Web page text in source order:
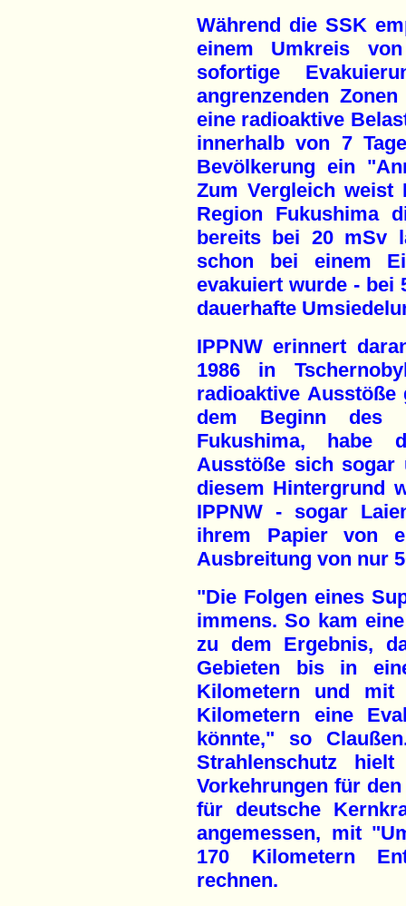
Während die SSK
einem Umkreis
sofortige
angrenzenden
eine radioaktive
innerhalb von 7
Bevölkerung ein
Zum Vergleich weist
Region Fukushima
bereits bei 20 mSv
schon bei einem
evakuiert wurde - bei
dauerhafte
IPPNW erinnert
1986 in
radioaktive Ausstöße
dem Beginn des
Fukushima, habe
Ausstöße sich sogar
diesem Hintergrund
IPPNW - sogar
ihrem Papier von
Ausbreitung von nur
"Die Folgen eines
immens. So kam
zu dem Ergebnis,
Gebieten bis in
Kilometern und
Kilometern eine
könnte," so
Strahlenschutz
Vorkehrungen für
für deutsche
angemessen, mit
170 Kilometern
rechnen.